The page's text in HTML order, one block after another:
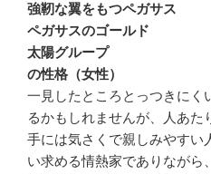
強靭な翼をもつペガサス
ペガサスのゴールド
太陽グループ
の性格（女性）
一見したところとっつきにく
るかもしれませんが、人あた
手には気さくで親しみやすい
い求める情熱家でありながら